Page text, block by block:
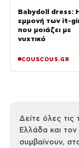
Babydoll dress:
εμμονή των it-
που μοιάζει με
νυχτικό
COUSCOUS.GR
Δείτε όλες τις
Ελλάδα και
συμβαίνουν,